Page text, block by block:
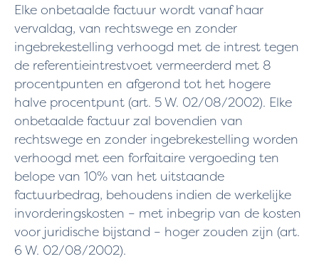
Elke onbetaalde factuur wordt vanaf haar
vervaldag, van rechtswege en zonder
ingebrekestelling verhoogd met de intrest tegen
de referentieintrestvoet vermeerderd met 8
procentpunten en afgerond tot het hogere
halve procentpunt (art. 5 W. 02/08/2002). Elke
onbetaalde factuur zal bovendien van
rechtswege en zonder ingebrekestelling worden
verhoogd met een forfaitaire vergoeding ten
belope van 10% van het uitstaande
factuurbedrag, behoudens indien de werkelijke
invorderingskosten – met inbegrip van de kosten
voor juridische bijstand – hoger zouden zijn (art.
6 W. 02/08/2002).